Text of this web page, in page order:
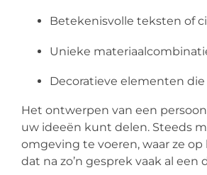
Betekenisvolle teksten of
Unieke
Decoratieve elementen
Het ontwerpen van een
uw ideeën kunt delen. Steeds
omgeving te voeren, waar ze
dat na zo’n gesprek vaak al